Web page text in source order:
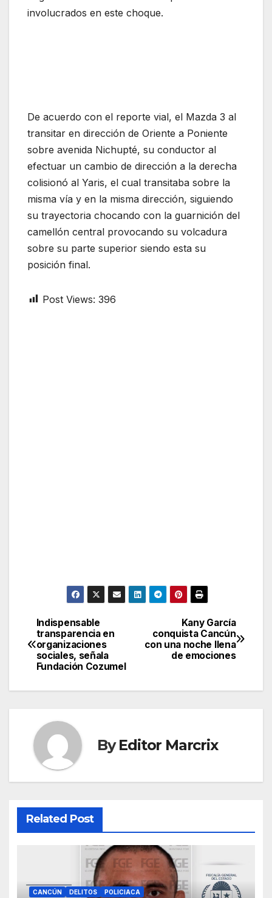
involucrados en este choque.
De acuerdo con el reporte vial, el Mazda 3 al
transitar en dirección de Oriente a Poniente
sobre avenida Nichupté, su conductor al
efectuar un cambio de dirección a la derecha
colisionó al Yaris, el cual transitaba sobre la
misma vía y en la misma dirección, siguiendo
su trayectoria chocando con la guarnición del
camellón central provocando su volcadura
sobre su parte superior siendo esta su
posición final.
Post Views: 396
Post
navigation
Kany García
conquista Cancún
con una noche llena
de emociones
Indispensable
transparencia en
organizaciones
sociales, señala
Fundación Cozumel
ByEditor Marcrix
Related Post
CANCÚN DELITOS POLICIACA